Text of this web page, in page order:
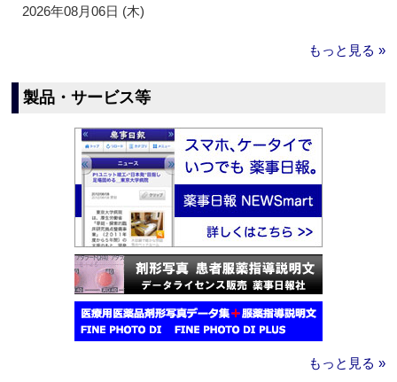
2026年08月06日 (木)
もっと見る »
製品・サービス等
もっと見る »